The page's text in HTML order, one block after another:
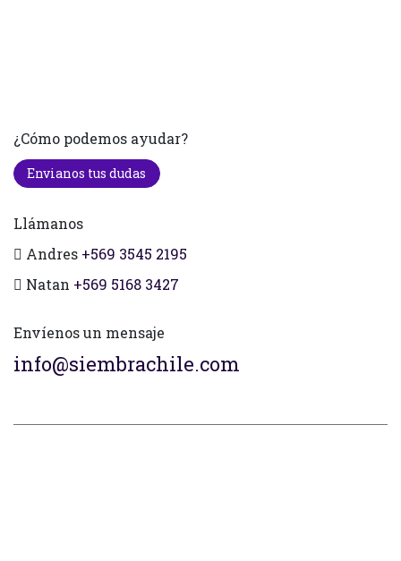
¿Cómo podemos ayudar?
Envianos tus dudas
Llámanos
Andres +569 3545 2195
Natan +569 5168 3427
Envíenos un mensaje
info@siembrachile.com